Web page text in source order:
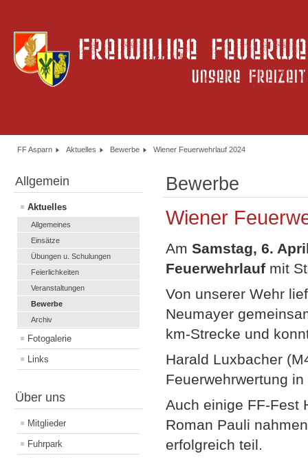
FF Asparn Aktuelles Bewerbe Wiener Feuerwehrlauf 2024
Allgemein
Aktuelles
Allgemeines
Einsätze
Übungen u. Schulungen
Feierlichkeiten
Veranstaltungen
Bewerbe
Archiv
Fotogalerie
Links
Über uns
Mitglieder
Fuhrpark
Bewerbe
Wiener
AmSamstag, 6.
Feuerwehrlauf mit
Von unserer Wehr
Neumayer
km-Strecke und
Harald Luxbacher
Feuerwehrwertung
Auch einige FF-Fest
Roman Pauli
erfolgreich teil.